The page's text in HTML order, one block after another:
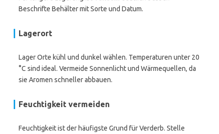
Beschrifte Behälter mit Sorte und Datum.
Lagerort
Lager Orte kühl und dunkel wählen. Temperaturen unter 20
°C sind ideal. Vermeide Sonnenlicht und Wärmequellen, da
sie Aromen schneller abbauen.
Feuchtigkeit vermeiden
Feuchtigkeit ist der häufigste Grund für Verderb. Stelle